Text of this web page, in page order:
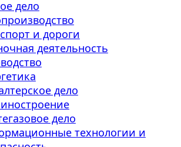
дело
и дороги
деятельность
дело
дело
технологии и